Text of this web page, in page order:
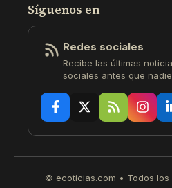
Síguenos en
Redes sociales
Recibe las últimas
sociales antes que
© ecoticias.com • Todos